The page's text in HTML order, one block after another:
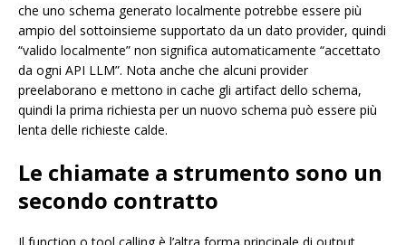
che uno schema generato localmente potrebbe essere più
ampio del sottoinsieme supportato da un dato provider, quindi
“valido localmente” non significa automaticamente “accettato
da ogni API LLM”. Nota anche che alcuni provider
preelaborano e mettono in cache gli artifact dello schema,
quindi la prima richiesta per un nuovo schema può essere più
lenta delle richieste calde.
Le chiamate a strumento sono un
secondo contratto